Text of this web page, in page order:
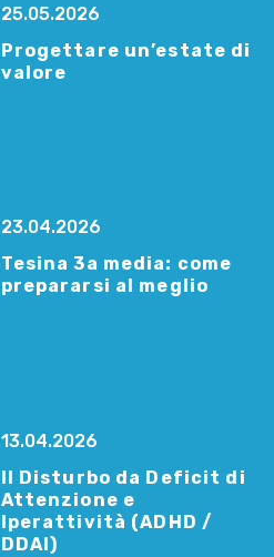
25.05.2026
Progettare un’estate di
valore
23.04.2026
Tesina 3a media: come
prepararsi al meglio
13.04.2026
Il Disturbo da Deficit di
Attenzione e
Iperattività (ADHD /
DDAI)